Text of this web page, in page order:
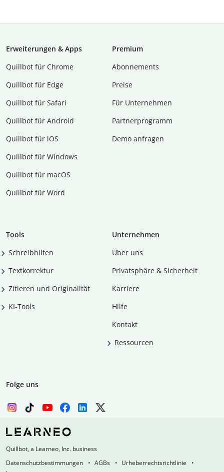
Erweiterungen & Apps
Quillbot für Chrome
Quillbot für Edge
Quillbot für Safari
Quillbot für Android
Quillbot für iOS
Quillbot für Windows
Quillbot für macOS
Quillbot für Word
Premium
Abon­ne­ments
Preise
Für Unternehmen
Partnerprogramm
Demo anfragen
Tools
Schreibhilfen
Textkorrektur
Zitieren und Originalität
KI-Tools
Unternehmen
Über uns
Privatsphäre & Sicherheit
Karriere
Hilfe
Kontakt
Ressourcen
Folge uns
Quillbot, a Learneo, Inc. business
Datenschutzbestimmungen
AGBs
Urheberrechtsrichtlinie